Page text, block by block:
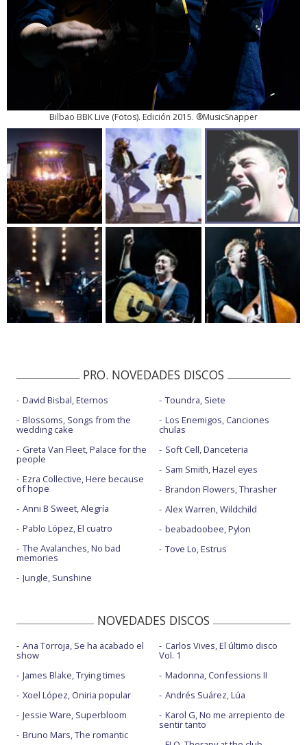
Bilbao BBK Live (Fotos). Edición 2015. ®MusicSnapper
PRO. NOVEDADES DISCOS
David Bisbal, Eternos
Blossoms, Songs from the
wedding cake
Greta Van Fleet, Palace for the
people
Ezra Collective, Here because
of hope
Anni B Sweet, Alegría
Pablo López, El cuatro
The Avalanches, No bad
memories
Jungle, Sunshine
Toundra, Siete
Los Enemigos, Canciones
chulas
Soft Cell, Danceteria
Sam Smith, Hazel eyes
Brandon Flowers, Thrasher
Alex Warren, Wildchild
beabadoobee, Pylon
Tove Lo, Estrus
NOVEDADES DISCOS
Ana Torroja, Se ha acabado el
show
James Blake, Trying times
Xoel López, Oniria popular
Jessie Ware, Superbloom
Bruno Mars, The romantic
Carlos Vives, El último disco
Vol. 1
Madonna, Confessions II
Andrés Suárez, Lúa
Karol G, No me arrepiento de
sentir tanto